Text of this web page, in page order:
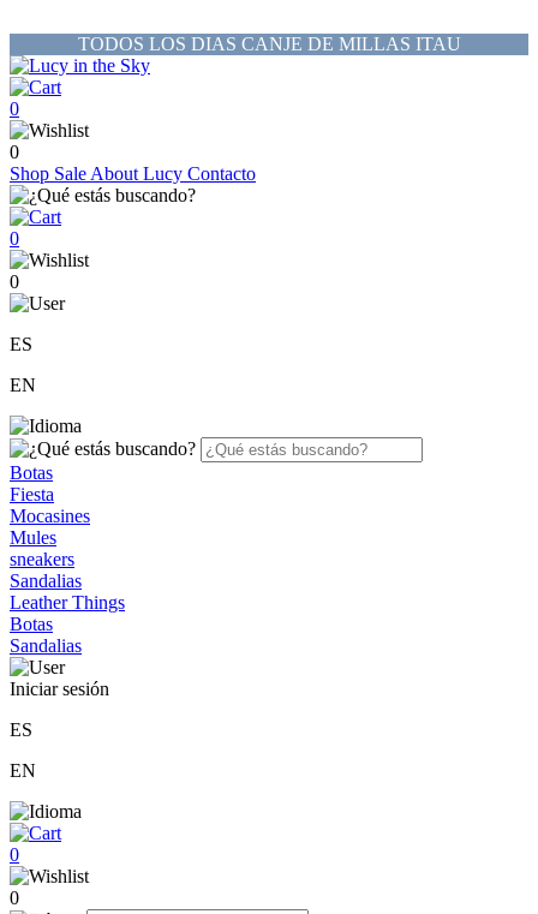
TODOS LOS DIAS CANJE DE MILLAS ITAU
0
0
Shop Sale About Lucy Contacto
0
0
ES
EN
Botas
Fiesta
Mocasines
Mules
sneakers
Sandalias
Leather Things
Botas
Sandalias
Iniciar sesión
ES
EN
0
0